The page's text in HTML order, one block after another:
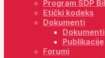
Program SDP
Etički kodeks
Dokumenti
Dokumenti
Publikacije
Forumi